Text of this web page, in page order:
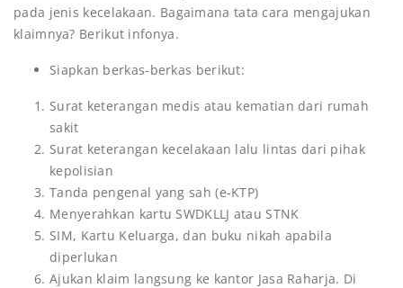
pada jenis kecelakaan. Bagaimana tata cara mengajukan
klaimnya? Berikut infonya.
Siapkan berkas-berkas berikut:
Surat keterangan medis atau kematian dari rumah
sakit
Surat keterangan kecelakaan lalu lintas dari pihak
kepolisian
Tanda pengenal yang sah (e-KTP)
Menyerahkan kartu SWDKLLJ atau STNK
SIM, Kartu Keluarga, dan buku nikah apabila
diperlukan
Ajukan klaim langsung ke kantor Jasa Raharja. Di